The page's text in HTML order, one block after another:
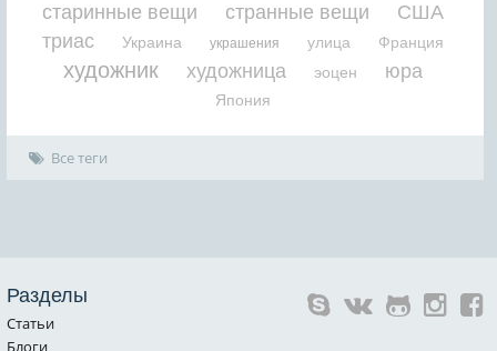
старинные вещи странные вещи
США
триас
Украина украшения улица Франция
художник художница эоцен юра
Япония
Все теги
Разделы
Статьи
Блоги